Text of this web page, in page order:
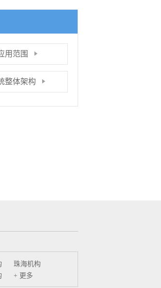
用范围
整体架构
珠海机构
+ 更多